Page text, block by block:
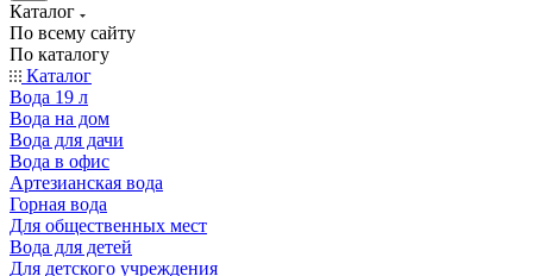
Каталог
По всему сайту
По каталогу
Каталог
Вода 19 л
Вода на дом
Вода для дачи
Вода в офис
Артезианская вода
Горная вода
Для общественных мест
Вода для детей
Для детского учреждения